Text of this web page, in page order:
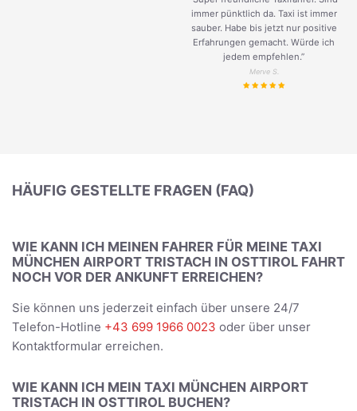
immer pünktlich da. Taxi ist immer
sauber. Habe bis jetzt nur positive
Erfahrungen gemacht. Würde ich
jedem empfehlen.”
Merve S.
HÄUFIG GESTELLTE FRAGEN (FAQ)
WIE KANN ICH MEINEN FAHRER FÜR MEINE TAXI
MÜNCHEN AIRPORT TRISTACH IN OSTTIROL FAHRT
NOCH VOR DER ANKUNFT ERREICHEN?
Sie können uns jederzeit einfach über unsere 24/7
Telefon-Hotline +43 699 1966 0023 oder über unser
Kontaktformular erreichen.
WIE KANN ICH MEIN TAXI MÜNCHEN AIRPORT
TRISTACH IN OSTTIROL BUCHEN?